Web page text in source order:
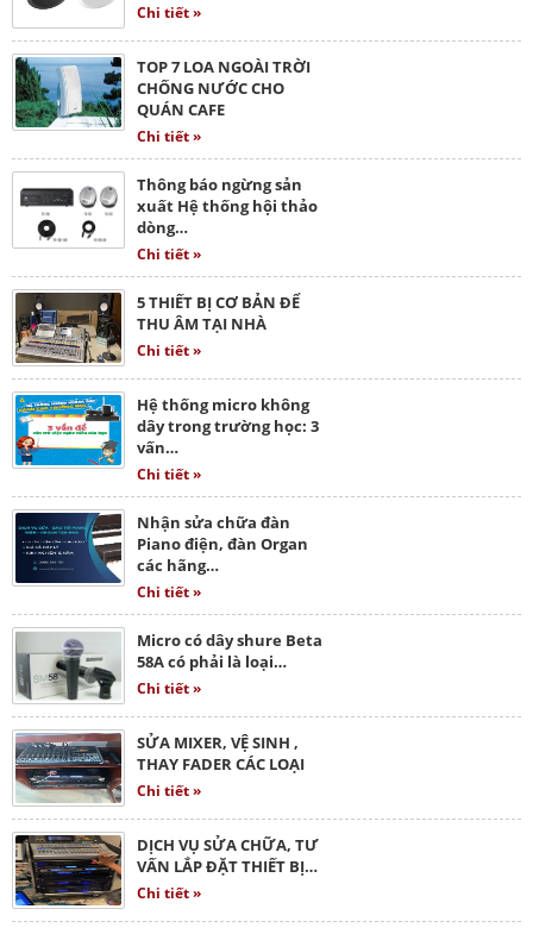
Chi tiết »
TOP 7 LOA NGOÀI TRỜI
CHỐNG NƯỚC CHO
QUÁN CAFE
Chi tiết »
Thông báo ngừng sản
xuất Hệ thống hội thảo
dòng…
Chi tiết »
5 THIẾT BỊ CƠ BẢN ĐỂ
THU ÂM TẠI NHÀ
Chi tiết »
Hệ thống micro không
dây trong trường học: 3
vấn…
Chi tiết »
Nhận sửa chữa đàn
Piano điện, đàn Organ
các hãng…
Chi tiết »
Micro có dây shure Beta
58A có phải là loại…
Chi tiết »
SỬA MIXER, VỆ SINH ,
THAY FADER CÁC LOẠI
Chi tiết »
DỊCH VỤ SỬA CHỮA, TƯ
VẤN LẮP ĐẶT THIẾT BỊ…
Chi tiết »